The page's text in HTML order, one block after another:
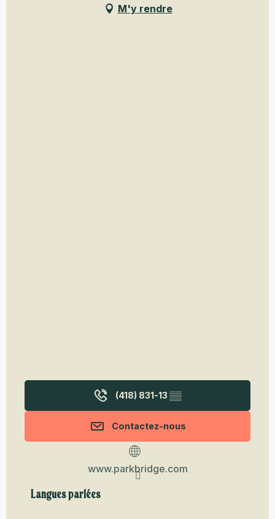
M'y rendre
(418) 831-13 ▒▒
Contactez-nous
www.parkbridge.com
Langues parlées
Langues parlées